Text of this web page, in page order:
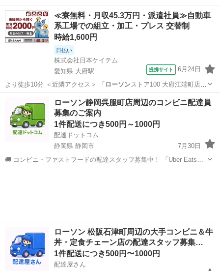
eatsや出前館のように配達専用アプリを使用していただき、オファー
内容を確認していただいてから受ける受けないは自由となります。 配
達時の使用...
愛知 豊田市 配送 ファストフード
≪寮無料・月収45.3万円・派遣社員≫自動車
系工場での組立・加工・プレス 交替制
時給1,600円
日払い
株式会社日本ケイテム
愛知県 大府駅
提携サイト 6月24日
より徒歩10分 ＜近隣アクセス＞ 「 ローソンストア100 大府江端町店」
より車4…
その他
ローソン静岡呉服町店周辺のコンビニ配達員
募集のご案内
1件配送につき500円～1000円
配達ドットコム
静岡県 静岡市
7月30日
🚚 コンビニ・ファストフードの配達スタッフ募集中！ 「Uber Eats」
ローソン 松阪石津町周辺の大手コンビニ＆牛
丼・定食チェーン店の配達スタッフ募集…
1件配送につき500円〜1000円
配達屋さん